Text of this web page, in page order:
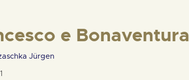
e Bonaventura
Jürgen